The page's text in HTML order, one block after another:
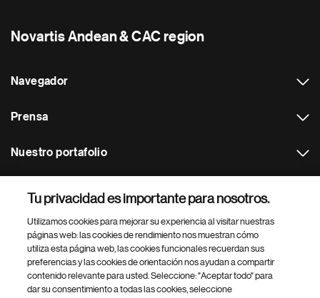
Novartis Andean & CAC region
Navegador
Prensa
Nuestro portafolio
Footer Site Search
Tu privacidad es importante para nosotros.
Utilizamos cookies para mejorar su experiencia al visitar nuestras
páginas web: las cookies de rendimiento nos muestran cómo
utiliza esta página web, las cookies funcionales recuerdan sus
preferencias y las cookies de orientación nos ayudan a compartir
contenido relevante para usted. Seleccione: "Aceptar todo" para
dar su consentimiento a todas las cookies, seleccione